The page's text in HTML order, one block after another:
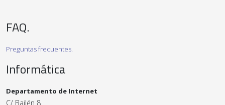
FAQ.
Preguntas frecuentes.
Informática
Departamento de Internet
C/ Bailén 8